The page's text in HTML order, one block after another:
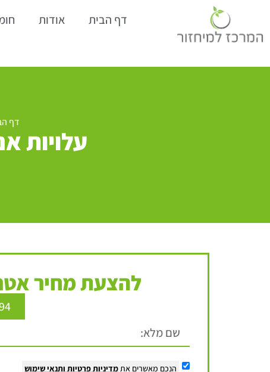
דף הבית אודות
דף
עלויות
להצעת מחיר
הנכם מאשרים אתמדיניות פרטיות ותנאי שימוש